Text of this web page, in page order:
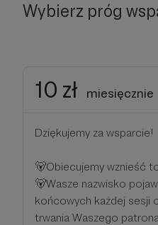
Wybierz próg
10 zł miesięcznie
Dziękujemy za wsparcie!
🐻Obiecujemy wznieść
🐻Wasze nazwisko
końcowych każdej sesji
trwania Waszego